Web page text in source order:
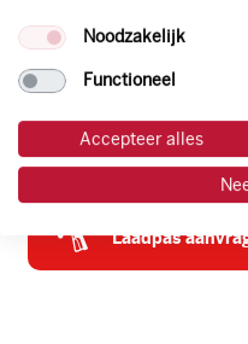
korting. Mocht de
natuurlijk de prijs aan de
van de laagste prijs.
tankpas
laadpas
Noodzakelijk
Functioneel
Accepteer alles